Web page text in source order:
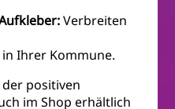
Verbreiten
Ihrer Kommune.
positiven
im Shop erhältlich